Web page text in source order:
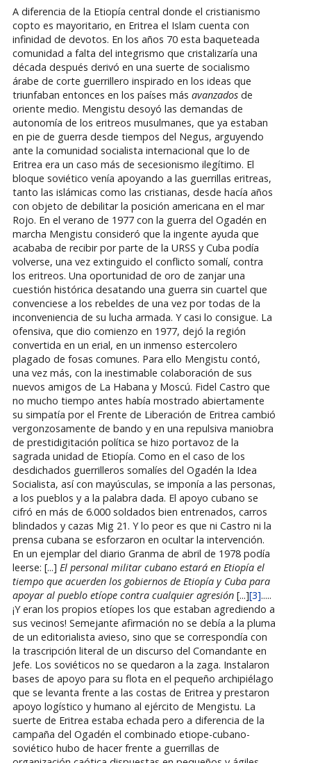
A diferencia de la Etiopía central donde el cristianismo
copto es mayoritario, en Eritrea el Islam cuenta con
infinidad de devotos. En los años 70 esta baqueteada
comunidad a falta del integrismo que cristalizaría una
década después derivó en una suerte de socialismo
árabe de corte guerrillero inspirado en los ideas que
triunfaban entonces en los países más avanzadosde
oriente medio. Mengistu desoyó las demandas de
autonomía de los eritreos musulmanes, que ya estaban
en pie de guerra desde tiempos del Negus, arguyendo
ante la comunidad socialista internacional que lo de
Eritrea era un caso más de secesionismo ilegítimo. El
bloque soviético venía apoyando a las guerrillas eritreas,
tanto las islámicas como las cristianas, desde hacía años
con objeto de debilitar la posición americana en el mar
Rojo. En el verano de 1977 con la guerra del Ogadén en
marcha Mengistu consideró que la ingente ayuda que
acababa de recibir por parte de la URSS y Cuba podía
volverse, una vez extinguido el conflicto somalí, contra
los eritreos. Una oportunidad de oro de zanjar una
cuestión histórica desatando una guerra sin cuartel que
convenciese a los rebeldes de una vez por todas de la
inconveniencia de su lucha armada. Y casi lo consigue. La
ofensiva, que dio comienzo en 1977, dejó la región
convertida en un erial, en un inmenso estercolero
plagado de fosas comunes. Para ello Mengistu contó,
una vez más, con la inestimable colaboración de sus
nuevos amigos de La Habana y Moscú. Fidel Castro que
no mucho tiempo antes había mostrado abiertamente
su simpatía por el Frente de Liberación de Eritrea cambió
vergonzosamente de bando y en una repulsiva maniobra
de prestidigitación política se hizo portavoz de la
sagrada unidad de Etiopía. Como en el caso de los
desdichados guerrilleros somalíes del Ogadén la Idea
Socialista, así con mayúsculas, se imponía a las personas,
a los pueblos y a la palabra dada. El apoyo cubano se
cifró en más de 6.000 soldados bien entrenados, carros
blindados y cazas Mig 21. Y lo peor es que ni Castro ni la
prensa cubana se esforzaron en ocultar la intervención.
En un ejemplar del diario Granma de abril de 1978 podía
leerse: [...] El personal militar cubano estará en Etiopía el
tiempo que acuerden los gobiernos de Etiopía y Cuba para
apoyar al pueblo etíope contra cualquier agresión [...][3].....
¡Y eran los propios etíopes los que estaban agrediendo a
sus vecinos! Semejante afirmación no se debía a la pluma
de un editorialista avieso, sino que se correspondía con
la trascripción literal de un discurso del Comandante en
Jefe. Los soviéticos no se quedaron a la zaga. Instalaron
bases de apoyo para su flota en el pequeño archipiélago
que se levanta frente a las costas de Eritrea y prestaron
apoyo logístico y humano al ejército de Mengistu. La
suerte de Eritrea estaba echada pero a diferencia de la
campaña del Ogadén el combinado etiope-cubano-
soviético hubo de hacer frente a guerrillas de